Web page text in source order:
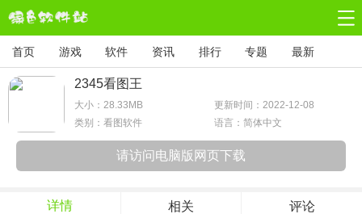
首页 游戏 软件 资讯 排行 专题 最新
2345看图王
大小： 28.33MB
更新时间：2022-12-08
类别：看图软件
语言：简体中文
请访问电脑版网页下载
详情 相关 评论